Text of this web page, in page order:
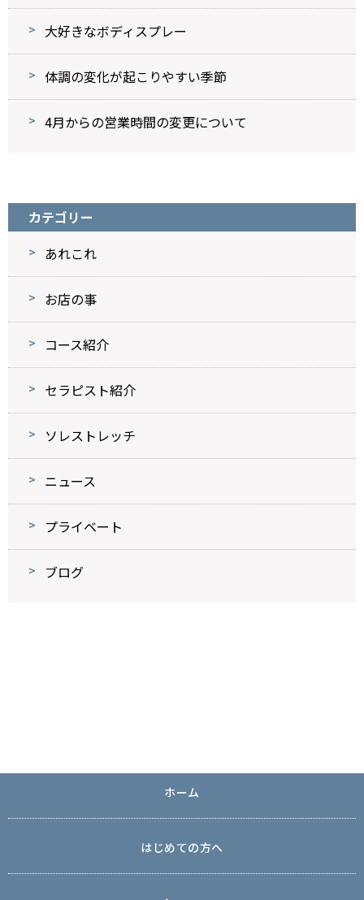
大好きなボディスプレー
体調の変化が起こりやすい季節
4月からの営業時間の変更について
カテゴリー
あれこれ
お店の事
コース紹介
セラピスト紹介
ソレストレッチ
ニュース
プライベート
ブログ
ホーム
はじめての方へ